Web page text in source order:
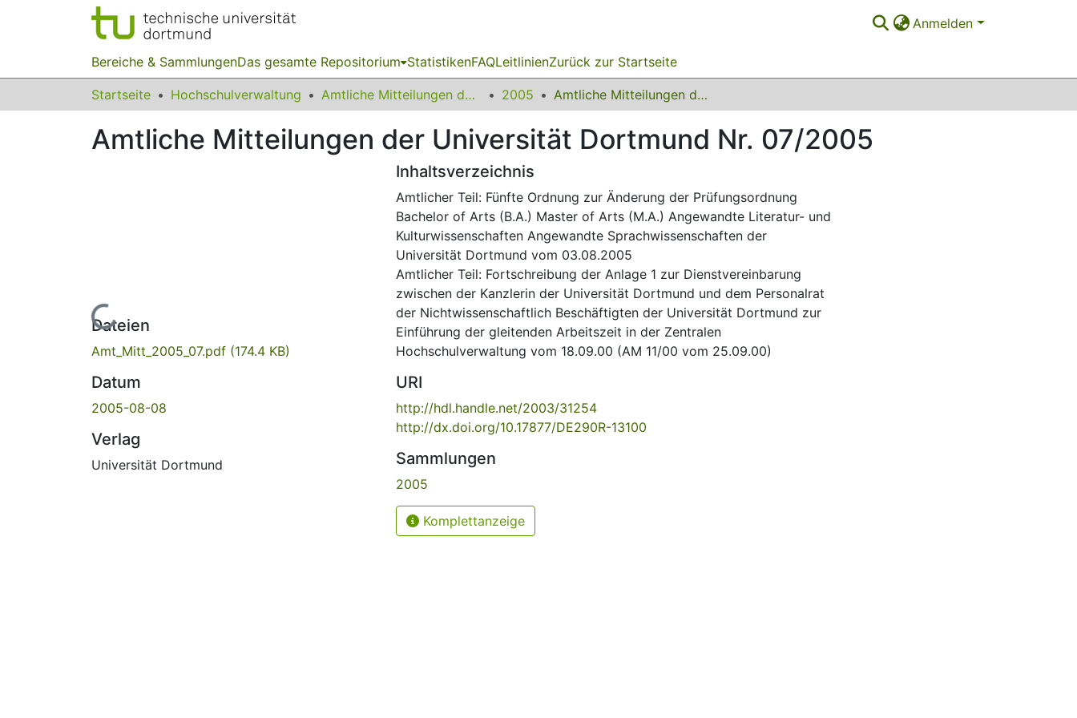
Anmelden
Bereiche & SammlungenDas gesamte Repositorium StatistikenFAQLeitlinienZurück zur Startseite
Startseite Hochschulverwaltung Amtliche Mitteilungen der Technischen Universität Dortmund 2005 Amtliche Mitteilungen der Universität Dortmund Nr. 07/2005
Amtliche Mitteilungen der Universität Dortmund Nr. 07/2005
Lade...
Dateien
Amt_Mitt_2005_07.pdf (174.4 KB)
Datum
2005-08-08
Verlag
Universität Dortmund
Inhaltsverzeichnis
Amtlicher Teil: Fünfte Ordnung zur Änderung der Prüfungsordnung
Bachelor of Arts (B.A.) Master of Arts (M.A.) Angewandte Literatur- und
Kulturwissenschaften Angewandte Sprachwissenschaften der
Universität Dortmund vom 03.08.2005
Amtlicher Teil: Fortschreibung der Anlage 1 zur Dienstvereinbarung
zwischen der Kanzlerin der Universität Dortmund und dem Personalrat
der Nichtwissenschaftlich Beschäftigten der Universität Dortmund zur
Einführung der gleitenden Arbeitszeit in der Zentralen
Hochschulverwaltung vom 18.09.00 (AM 11/00 vom 25.09.00)
URI
http://hdl.handle.net/2003/31254
http://dx.doi.org/10.17877/DE290R-13100
Sammlungen
2005
Komplettanzeige